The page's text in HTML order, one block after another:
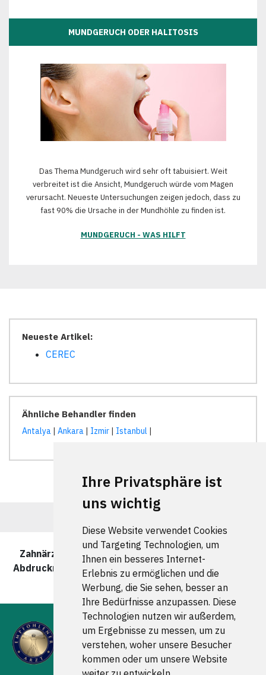
Ihre Privatsphäre ist
uns wichtig
Diese Website verwendet Cookies
und Targeting Technologien, um
Ihnen ein besseres Internet-
Erlebnis zu ermöglichen und die
Werbung, die Sie sehen, besser an
Ihre Bedürfnisse anzupassen. Diese
Technologien nutzen wir außerdem,
um Ergebnisse zu messen, um zu
verstehen, woher unsere Besucher
kommen oder um unsere Website
MUNDGERUCH ODER HALITOSIS
Das Thema Mundgeruch wird sehr oft tabuisiert. Weit
verbreitet ist die Ansicht, Mundgeruch würde vom Magen
verursacht. Neueste Untersuchungen zeigen jedoch, dass zu
fast 90% die Ursache in der Mundhöhle zu finden ist.
MUNDGERUCH - WAS HILFT
Neueste Artikel:
CEREC
Ähnliche Behandler finden
Antalya | Ankara | Izmir | Istanbul |
Zahnärzte und Zahnärztinnen für berührungslose
Abdrucknahme in wurde zuletzt am 05 August 2026
aktualisiert.